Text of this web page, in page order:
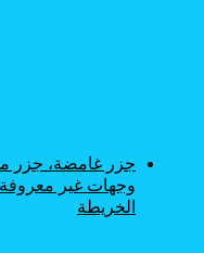
جزر غامضة، جزر
وجهات غير
الخريطة